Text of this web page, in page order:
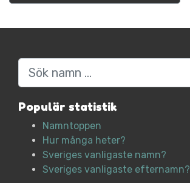
Sök
Populär statistik
Namntoppen
Hur många heter?
Sveriges vanligaste namn?
Sveriges vanligaste efternamn?